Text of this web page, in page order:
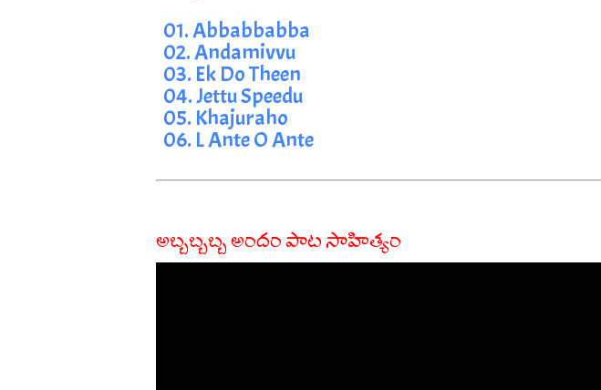
01. Abbabbabba
02. Andamivvu
03. Ek Do Theen
04. Jettu Speedu
05. Khajuraho
06. L Ante O Ante
అబ్బబ్బబ్బ అందం పాట సాహిత్యం